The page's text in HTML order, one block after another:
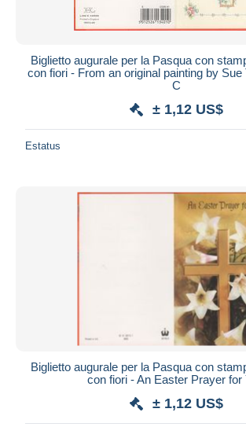
Biglietto augurale per la Pasqua con
con fiori - From an original painting by Sue
C
± 1,12 US$
Estatus
Biglietto augurale per la Pasqua con
con fiori - An Easter Prayer for
± 1,12 US$